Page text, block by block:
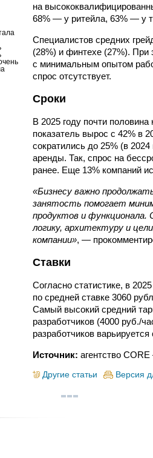
на
68% — у ритейла, 63% — у
Специалистов средних
(28%) и финтехе (27%). При
с минимальным опытом
спрос отсутствует.
Сроки
В 2025 году почти
показатель вырос с 42% в
сократились до 25% (в
аренды. Так, спрос на
ранее. Еще 13% компаний
«Бизнесу важно
занятость помогает
продуктов и функционала.
логику, архитектуру и
компании», —
Ставки
Согласно статистике, в
по средней ставке 3060
Самый высокий средний
разработчиков (4000 руб./
разработчиков
Источник: агентство
Другие статьи Версия